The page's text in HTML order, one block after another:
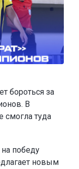
бороться за
В
туда
победу
новым